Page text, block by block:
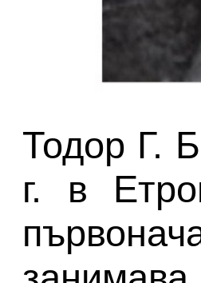
Тодор Г.
г. в